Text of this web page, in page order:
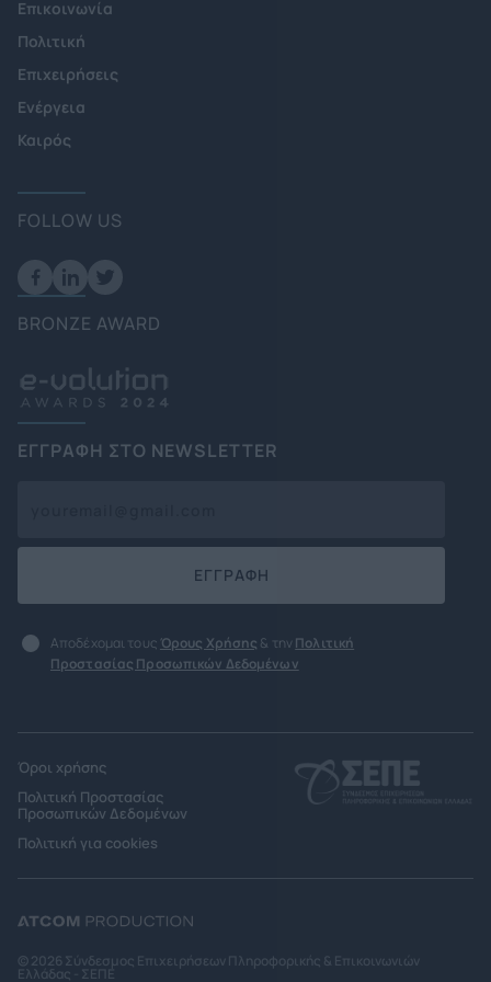
Επικοινωνία
Πολιτική
Επιχειρήσεις
Ενέργεια
Καιρός
FOLLOW US
BRONZE AWARD
ΕΓΓΡΑΦΗ ΣΤΟ NEWSLETTER
ΕΓΓΡΑΦΗ
Αποδέχομαι τους Όρους Χρήσης & την Πολιτική
Προστασίας Προσωπικών Δεδομένων
Όροι χρήσης
Πολιτική Προστασίας
Προσωπικών Δεδομένων
Πολιτική για cookies
© 2026 Σύνδεσμος Επιχειρήσεων Πληροφορικής & Επικοινωνιών
Ελλάδας - ΣΕΠΕ